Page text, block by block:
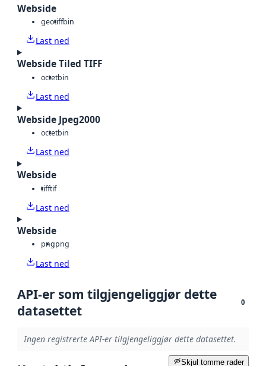
Webside
geotiffbin
Last ned
Webside Tiled TIFF
octetbin
Last ned
Webside Jpeg2000
octetbin
Last ned
Webside
tifftif
Last ned
Webside
pngpng
Last ned
API-er som tilgjengeliggjør dette
datasettet
0
Ingen registrerte API-er tilgjengeliggjør dette datasettet.
Skjul tomme rader